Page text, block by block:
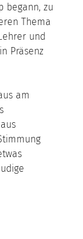
begann, zu
Thema
und
Präsenz
am